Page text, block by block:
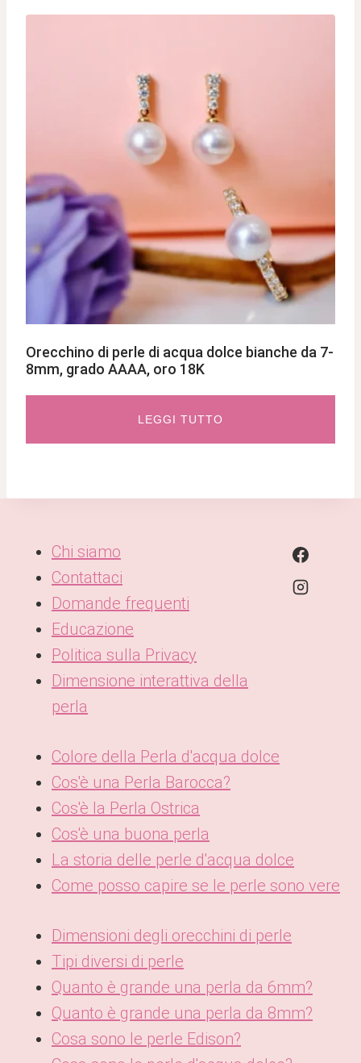
Orecchino di perle di acqua dolce bianche da 7-
8mm, grado AAAA, oro 18K
LEGGI TUTTO
Chi siamo
Contattaci
Domande frequenti
Educazione
Politica sulla Privacy
Dimensione interattiva della
perla
Colore della Perla d'acqua dolce
Cos'è una Perla Barocca?
Cos'è la Perla Ostrica
Cos'è una buona perla
La storia delle perle d'acqua dolce
Come posso capire se le perle sono vere
Dimensioni degli orecchini di perle
Tipi diversi di perle
Quanto è grande una perla da 6mm?
Quanto è grande una perla da 8mm?
Cosa sono le perle Edison?